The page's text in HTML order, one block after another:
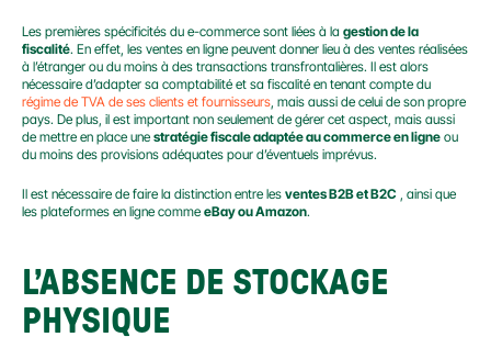
Les premières spécificités du e-commerce sont liées à la gestion de la
fiscalité. En effet, les ventes en ligne peuvent donner lieu à des ventes réalisées
à l’étranger ou du moins à des transactions transfrontalières. Il est alors
régime de TVA de ses clients et fournisseurs, mais aussi de celui de son propre
pays. De plus, il est important non seulement de gérer cet aspect, mais aussi
de mettre en place une stratégie fiscale adaptée au commerce en ligne ou
du moins des provisions adéquates pour d’éventuels imprévus.
Il est nécessaire de faire la distinction entre les ventes B2B et B2C , ainsi que
les plateformes en ligne comme eBay ou Amazon.
L’ABSENCE DE STOCKAGE
PHYSIQUE